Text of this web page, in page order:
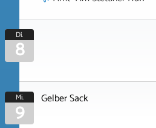
Di.
8
Mi.
9 Gelber Sack